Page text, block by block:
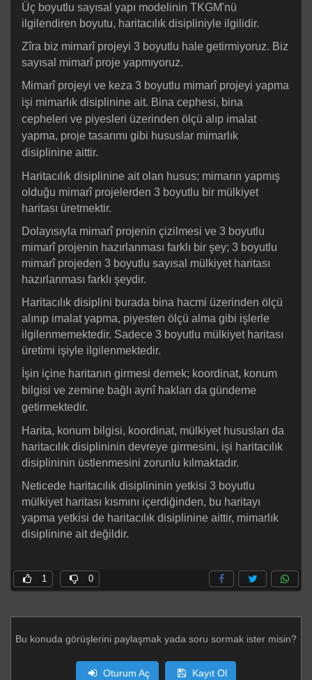
Üç boyutlu sayısal yapı modelinin TKGM'nü
ilgilendiren boyutu, haritacılık disipliniyle ilgilidir.
Zîra biz mimarî projeyi 3 boyutlu hale getirmiyoruz. Biz
sayısal mimarî proje yapmıyoruz.
Mimarî projeyi ve keza 3 boyutlu mimarî projeyi yapma
işi mimarlık disiplinine ait. Bina cephesi, bina
cepheleri ve piyesleri üzerinden ölçü alıp imalat
yapma, proje tasarımı gibi hususlar mimarlık
disiplinine aittir.
Haritacılık disiplinine ait olan husus; mimarın yapmış
olduğu mimarî projelerden 3 boyutlu bir mülkiyet
haritası üretmektir.
Dolayısıyla mimarî projenin çizilmesi ve 3 boyutlu
mimarî projenin hazırlanması farklı bir şey; 3 boyutlu
mimarî projeden 3 boyutlu sayısal mülkiyet haritası
hazırlanması farklı şeydir.
Haritacılık disiplini burada bina hacmi üzerinden ölçü
alınıp imalat yapma, piyesten ölçü alma gibi işlerle
ilgilenmemektedir. Sadece 3 boyutlu mülkiyet haritası
üretimi işiyle ilgilenmektedir.
İşin içine haritanın girmesi demek; koordinat, konum
bilgisi ve zemine bağlı aynî hakları da gündeme
getirmektedir.
Harita, konum bilgisi, koordinat, mülkiyet hususları da
haritacılık disiplininin devreye girmesini, işi haritacılık
disiplininin üstlenmesini zorunlu kılmaktadır.
Neticede haritacılık disiplininin yetkisi 3 boyutlu
mülkiyet haritası kısmını içerdiğinden, bu haritayı
yapma yetkisi de haritacılık disiplinine aittir, mimarlık
disiplinine ait değildir.
1 0
Bu konuda görüşlerini paylaşmak yada soru sormak ister misin?
Oturum Aç Kayıt Ol